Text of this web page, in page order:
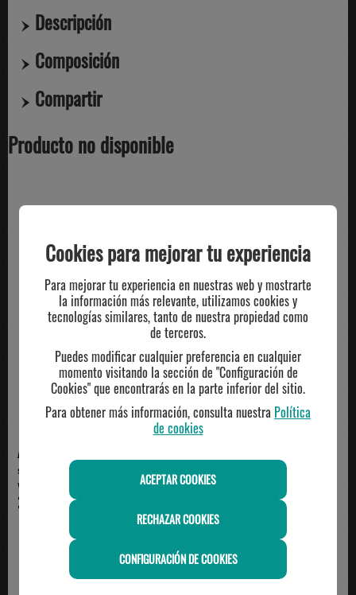
Descripción
Composición
Compartir
Producto no disponible
TE PUEDE INTERESAR
ADIDAS
short running mujer adidas HYG
WOVEN, negro/blanco
30.00€
short adidas mujer 2 en 1 RUN,
blanco
Cookies para mejorar tu experiencia
Para mejorar tu experiencia en nuestras web y mostrarte
la información más relevante, utilizamos cookies y
tecnologías similares, tanto de nuestra propiedad como
de terceros.
Puedes modificar cualquier preferencia en cualquier
momento visitando la sección de "Configuración de
Cookies" que encontrarás en la parte inferior del sitio.
Para obtener más información, consulta nuestra Política
de cookies
ACEPTAR COOKIES
RECHAZAR COOKIES
CONFIGURACIÓN DE COOKIES